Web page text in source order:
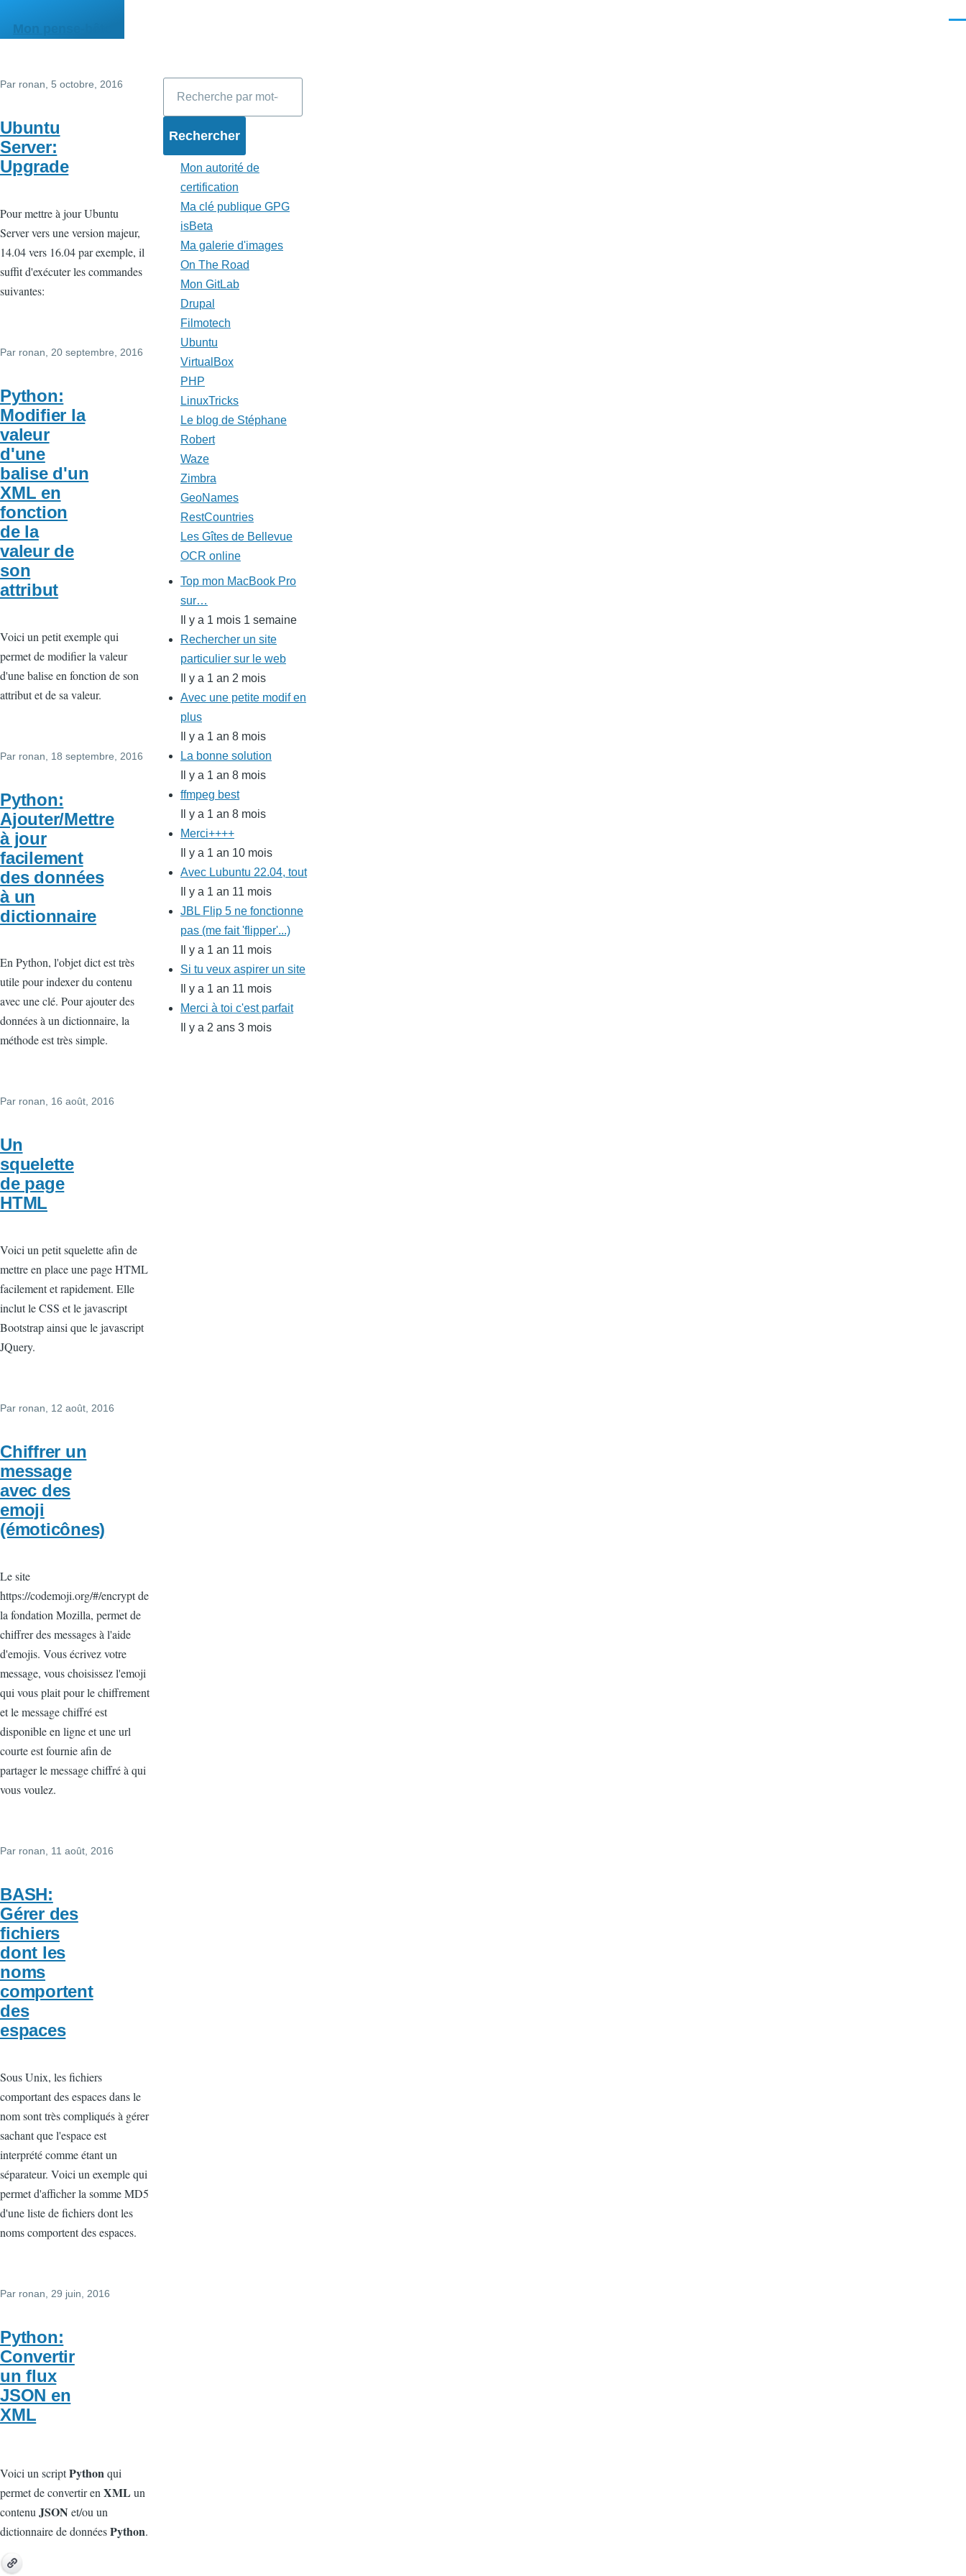
Mon pense-bête
Par ronan , 5 octobre, 2016
Ubuntu
Server:
Upgrade
Pour mettre à jour Ubuntu
Server vers une version majeur,
14.04 vers 16.04 par exemple, il
suffit d'exécuter les commandes
suivantes:
Par ronan , 20 septembre, 2016
Python:
Modifier la
valeur
d'une
balise d'un
XML en
fonction
de la
valeur de
son
attribut
Voici un petit exemple qui
permet de modifier la valeur
d'une balise en fonction de son
attribut et de sa valeur.
Par ronan , 18 septembre, 2016
Python:
Ajouter/Mettre
à jour
facilement
des données
à un
dictionnaire
En Python, l'objet dict est très
utile pour indexer du contenu
avec une clé. Pour ajouter des
données à un dictionnaire, la
méthode est très simple.
Par ronan, 16 août, 2016
Un
squelette
de page
HTML
Voici un petit squelette afin de
mettre en place une page HTML
facilement et rapidement. Elle
inclut le CSS et le javascript
Bootstrap ainsi que le javascript
JQuery.
Par ronan, 12 août, 2016
Chiffrer un
message
avec des
emoji
(émoticônes)
Le site
https://codemoji.org/#/encrypt de
la fondation Mozilla, permet de
chiffrer des messages à l'aide
d'emojis. Vous écrivez votre
message, vous choisissez l'emoji
qui vous plait pour le chiffrement
et le message chiffré est
disponible en ligne et une url
courte est fournie afin de
partager le message chiffré à qui
vous voulez.
Par ronan , 11 août, 2016
BASH:
Gérer des
fichiers
dont les
noms
comportent
des
espaces
Sous Unix, les fichiers
comportant des espaces dans le
nom sont très compliqués à gérer
sachant que l'espace est
interprété comme étant un
séparateur. Voici un exemple qui
permet d'afficher la somme MD5
d'une liste de fichiers dont les
noms comportent des espaces.
Par ronan , 29 juin, 2016
Python:
Convertir
un flux
JSON en
XML
Voici un scriptPythonqui
permet de convertir en XML un
contenu JSON et/ou un
dictionnaire de donnéesPython.
Mon autorité de
certification
Ma clé publique GPG
isBeta
Ma galerie d'images
On The Road
Mon GitLab
Drupal
Filmotech
Ubuntu
VirtualBox
PHP
LinuxTricks
Le blog de Stéphane
Robert
Waze
Zimbra
GeoNames
RestCountries
Les Gîtes de Bellevue
OCR online
Top mon MacBook Pro
sur…
Il y a 1 mois 1 semaine
Rechercher un site
particulier sur le web
Il y a 1 an 2 mois
Avec une petite modif en
plus
Il y a 1 an 8 mois
La bonne solution
Il y a 1 an 8 mois
ffmpeg best
Il y a 1 an 8 mois
Merci++++
Il y a 1 an 10 mois
Avec Lubuntu 22.04, tout
Il y a 1 an 11 mois
JBL Flip 5 ne fonctionne
pas (me fait 'flipper'...)
Il y a 1 an 11 mois
Si tu veux aspirer un site
Il y a 1 an 11 mois
Merci à toi c'est parfait
Il y a 2 ans 3 mois